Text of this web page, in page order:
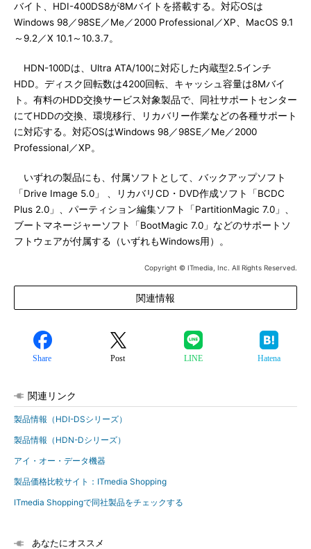
バイト、HDI-400DS8が8Mバイトを搭載する。対応OSは
Windows 98／98SE／Me／2000 Professional／XP、MacOS 9.1
～9.2／X 10.1～10.3.7。
HDN-100Dは、Ultra ATA/100に対応した内蔵型2.5インチ
HDD。ディスク回転数は4200回転、キャッシュ容量は8Mバイ
ト。有料のHDD交換サービス対象製品で、同社サポートセンター
にてHDDの交換、環境移行、リカバリー作業などの各種サポート
に対応する。対応OSはWindows 98／98SE／Me／2000
Professional／XP。
いずれの製品にも、付属ソフトとして、バックアップソフト
「Drive Image 5.0」 、リカバリCD・DVD作成ソフト「BCDC
Plus 2.0」、パーティション編集ソフト「PartitionMagic 7.0」、
ブートマネージャーソフト「BootMagic 7.0」などのサポートソ
フトウェアが付属する（いずれもWindows用）。
Copyright © ITmedia, Inc. All Rights Reserved.
関連情報
Share Post LINE Hatena
関連リンク
製品情報（HDI-DSシリーズ）
製品情報（HDN-Dシリーズ）
アイ・オー・データ機器
製品価格比較サイト：ITmedia Shopping
ITmedia Shoppingで同社製品をチェックする
あなたにオススメ